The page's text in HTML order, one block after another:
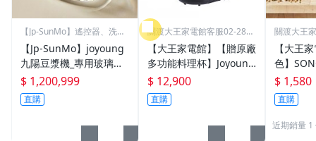
【Jp-SunMo】遙控器、洗衣
【Jp-SunMo】joyoung
九陽豆漿機_專用玻璃杯
(不含杯蓋)_適用DJ10M-
K91、DJ10M-K96【預購
$ 1,200,999
直購
關渡大王家電館客服02-2858
-3266
【大王家電館】【贈原廠
多功能料理杯】Joyoung
DJ12M-K76M 九陽 免清
洗多功能破壁調理機
$ 12,900
直購
關渡大王
【大王
色】
能蔬果
機/豆漿
機 SG-
$ 1,580
直購
近期銷量 1